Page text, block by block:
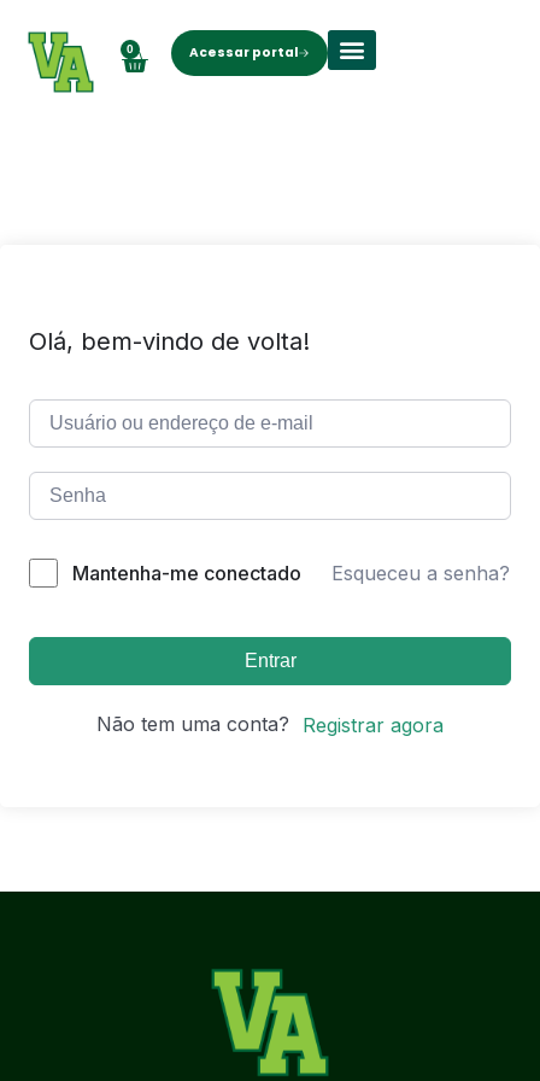
0 Acessar portal
Olá, bem-vindo de volta!
Mantenha-me conectado Esqueceu a senha?
Entrar
Não tem uma conta? Registrar agora